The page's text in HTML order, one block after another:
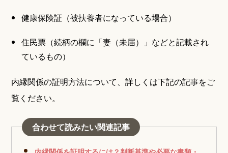
健康保険証（被扶養者になっている場合）
住民票（続柄の欄に「妻（未届）」などと記載され
ているもの）
内縁関係の証明方法について、詳しくは下記の記事をご
覧ください。
合わせて読みたい関連記事